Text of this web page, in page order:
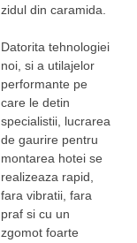
zidul din caramida.
Datorita tehnologiei
noi, si a utilajelor
performante pe
care le detin
specialistii, lucrarea
de gaurire pentru
montarea hotei se
realizeaza rapid,
fara vibratii, fara
praf si cu un
zgomot foarte